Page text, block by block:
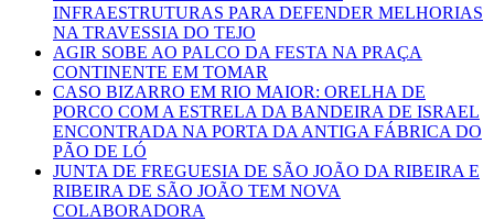
INFRAESTRUTURAS PARA DEFENDER MELHORIAS
NA TRAVESSIA DO TEJO
AGIR SOBE AO PALCO DA FESTA NA PRAÇA
CONTINENTE EM TOMAR
CASO BIZARRO EM RIO MAIOR: ORELHA DE
PORCO COM A ESTRELA DA BANDEIRA DE ISRAEL
ENCONTRADA NA PORTA DA ANTIGA FÁBRICA DO
PÃO DE LÓ
JUNTA DE FREGUESIA DE SÃO JOÃO DA RIBEIRA E
RIBEIRA DE SÃO JOÃO TEM NOVA
COLABORADORA